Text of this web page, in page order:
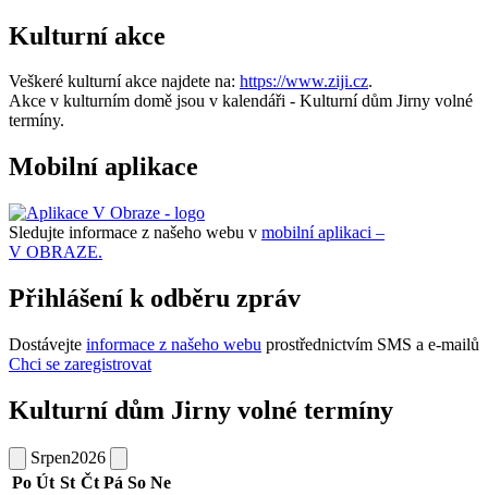
Kulturní akce
Veškeré kulturní akce najdete na: https://www.ziji.cz.
Akce v kulturním domě jsou v kalendáři - Kulturní dům Jirny volné
termíny.
Mobilní aplikace
Sledujte informace z našeho webu v mobilní aplikaci –
V OBRAZE.
Přihlášení k odběru zpráv
Dostávejte informace z našeho webu prostřednictvím SMS a e-mailů
Chci se zaregistrovat
Kulturní dům Jirny volné termíny
Srpen2026
Po Út St Čt Pá So Ne